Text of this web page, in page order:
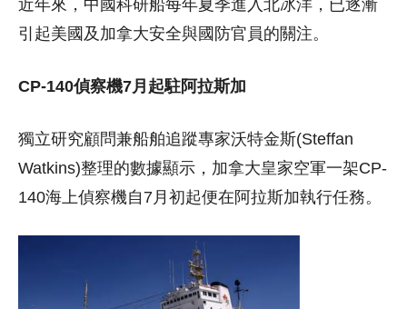
近年來，中國科研船每年夏季進入北冰洋，已逐漸
引起美國及加拿大安全與國防官員的關注。
CP-140偵察機7月起駐阿拉斯加
獨立研究顧問兼船舶追蹤專家沃特金斯(Steffan
Watkins)整理的數據顯示，加拿大皇家空軍一架CP-
140海上偵察機自7月初起便在阿拉斯加執行任務。